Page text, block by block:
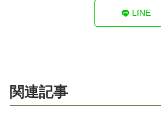
LINE
関連記事